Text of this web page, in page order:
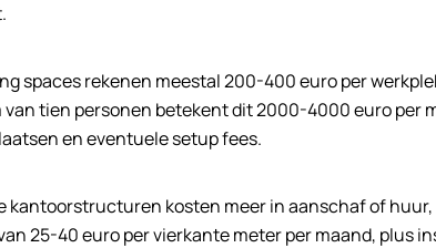
spaces rekenen meestal 200-400 euro per
van tien personen betekent dit 2000-4000 euro per
en eventuele setup fees.
kantoorstructuren kosten meer in aanschaf of
25-40 euro per vierkante meter per maand,